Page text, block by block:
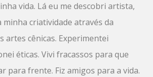
vida. Lá eu me descobri artista,
minha criatividade através da
artes cênicas. Experimentei
éticas. Vivi fracassos para que
para frente. Fiz amigos para a vida.